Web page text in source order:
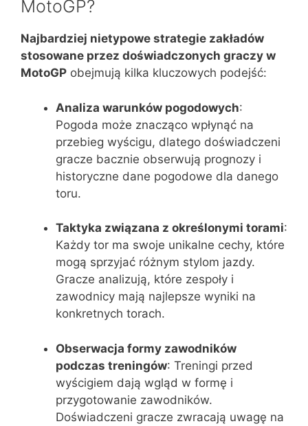
MotoGP?
Najbardziej nietypowe strategie zakładów
stosowane przez doświadczonych graczy w
MotoGP obejmują kilka kluczowych podejść:
Analiza warunków pogodowych:
Pogoda może znacząco wpłynąć na
przebieg wyścigu, dlatego doświadczeni
gracze bacznie obserwują prognozy i
historyczne dane pogodowe dla danego
toru.
Taktyka związana z określonymi torami:
Każdy tor ma swoje unikalne cechy, które
mogą sprzyjać różnym stylom jazdy.
Gracze analizują, które zespoły i
zawodnicy mają najlepsze wyniki na
konkretnych torach.
Obserwacja formy zawodników
podczas treningów: Treningi przed
wyścigiem dają wgląd w formę i
przygotowanie zawodników.
Doświadczeni gracze zwracają uwagę na